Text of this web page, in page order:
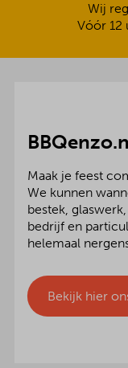
Wij
Vóór 12
Maak je feest
We kunnen
bestek,
bedrijf en
helemaal
Bekijk hier